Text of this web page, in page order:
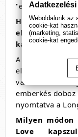
"elérhetőség"
Hogyan néz
elkerülésére
kapszula?
A
magömlés
elleni
vannak
emberkés
nyomtatva a
Milyen
Love
Weboldalunk az
cookie-kat
(marketing,
cookie-kat